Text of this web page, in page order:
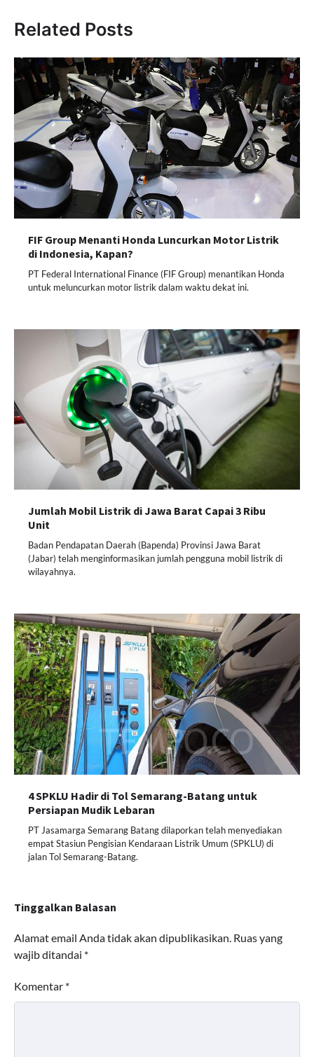
Related Posts
FIF Group Menanti Honda Luncurkan Motor Listrik
di Indonesia, Kapan?
PT Federal International Finance (FIF Group) menantikan Honda
untuk meluncurkan motor listrik dalam waktu dekat ini.
Jumlah Mobil Listrik di Jawa Barat Capai 3 Ribu
Unit
Badan Pendapatan Daerah (Bapenda) Provinsi Jawa Barat
(Jabar) telah menginformasikan jumlah pengguna mobil listrik di
wilayahnya.
4 SPKLU Hadir di Tol Semarang-Batang untuk
Persiapan Mudik Lebaran
PT Jasamarga Semarang Batang dilaporkan telah menyediakan
empat Stasiun Pengisian Kendaraan Listrik Umum (SPKLU) di
jalan Tol Semarang-Batang.
Tinggalkan Balasan
Alamat email Anda tidak akan dipublikasikan. Ruas yang
wajib ditandai *
Komentar *